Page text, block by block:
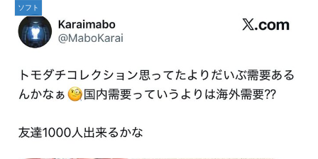
【艦これ】けーかいじん 他
【艦これ】E5ヌルイとかいう風説には騙されないぞ スキャ
ンプくらいヌルイのなら考える
【艦これ】もちもちーの本気 他
【ウマ娘】水着シュヴァちいいね！
国に向かう予想‥世界各国の最新スパコン気象予測モデルが
【画像】漫画家・桂正和、最新のパンツ＆お尻のイラスト投
稿にネット衝撃「この質感の出し方」「実写かと思いまし
た」
【画像】咲-saki-作者、ようやく『奇乳』に気付くｗｗｗｗ
【艦これ】けーかいじん 他
ソフト